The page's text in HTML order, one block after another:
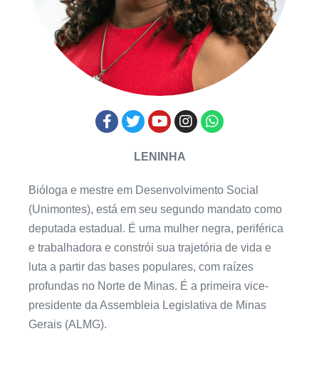
LENINHA
Bióloga e mestre em Desenvolvimento Social
(Unimontes), está em seu segundo mandato como
deputada estadual. É uma mulher negra, periférica
e trabalhadora e constrói sua trajetória de vida e
luta a partir das bases populares, com raízes
profundas no Norte de Minas. É a primeira vice-
presidente da Assembleia Legislativa de Minas
Gerais (ALMG).